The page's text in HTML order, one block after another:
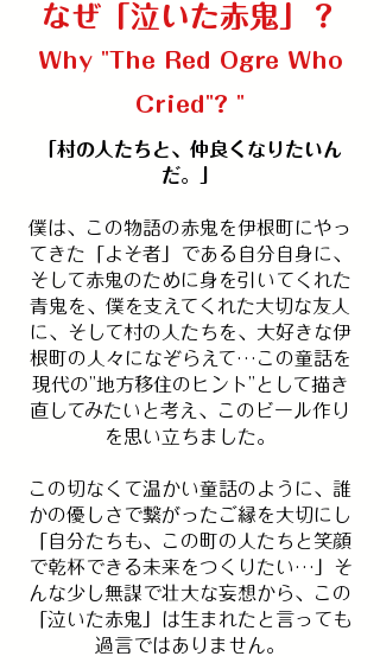
なぜ「泣いた赤鬼」？
Why "The Red Ogre Who
Cried"? "
「村の人たちと、仲良くなりたいん
だ。」
僕は、この物語の赤鬼を伊根町にやっ
てきた「よそ者」である自分自身に、
そして赤鬼のために身を引いてくれた
青鬼を、僕を支えてくれた大切な友人
に、そして村の人たちを、大好きな伊
根町の人々になぞらえて…この童話を
現代の”地方移住のヒント”として描き
直してみたいと考え、このビール作り
を思い立ちました。
この切なくて温かい童話のように、誰
かの優しさで繋がったご縁を大切にし
「自分たちも、この町の人たちと笑顔
で乾杯できる未来をつくりたい…」そ
んな少し無謀で壮大な妄想から、この
「泣いた赤鬼」は生まれたと言っても
過言ではありません。